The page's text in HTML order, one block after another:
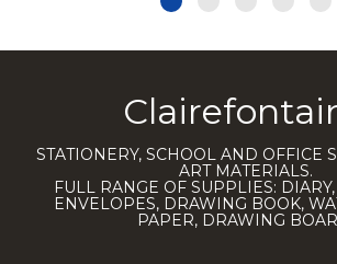
STATIONERY, SCHOOL AND OFFICE
ART MATERIALS.
FULL RANGE OF SUPPLIES:
ENVELOPES, DRAWING BOOK,
PAPER, DRAWING